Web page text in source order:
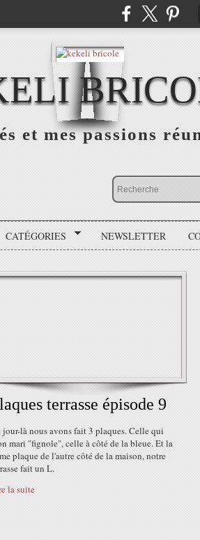
et mes passions
CATÉGORIES NEWSLETTER
terrasse épisode 9
jour-là nous avons fait 3 plaques. Celle qui
mari "fignole", celle à côté de la bleue. Et la
plaque de l'autre côté de la maison, notre
fait un L.
la suite